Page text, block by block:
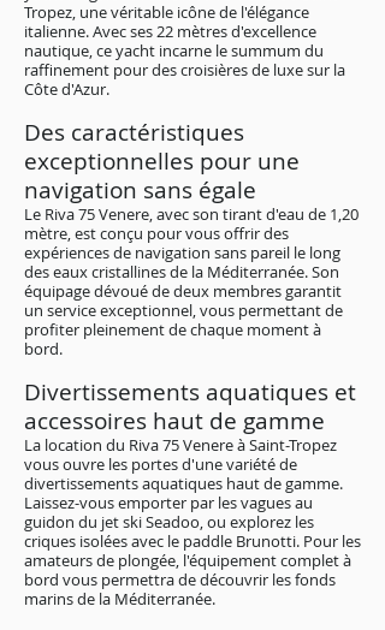
Tropez, une véritable icône de l'élégance
italienne. Avec ses 22 mètres d'excellence
nautique, ce yacht incarne le summum du
raffinement pour des croisières de luxe sur la
Côte d'Azur.
Des caractéristiques
exceptionnelles pour une
navigation sans égale
Le Riva 75 Venere, avec son tirant d'eau de 1,20
mètre, est conçu pour vous offrir des
expériences de navigation sans pareil le long
des eaux cristallines de la Méditerranée. Son
équipage dévoué de deux membres garantit
un service exceptionnel, vous permettant de
profiter pleinement de chaque moment à
bord.
Divertissements aquatiques et
accessoires haut de gamme
La location du Riva 75 Venere à Saint-Tropez
vous ouvre les portes d'une variété de
divertissements aquatiques haut de gamme.
Laissez-vous emporter par les vagues au
guidon du jet ski Seadoo, ou explorez les
criques isolées avec le paddle Brunotti. Pour les
amateurs de plongée, l'équipement complet à
bord vous permettra de découvrir les fonds
marins de la Méditerranée.